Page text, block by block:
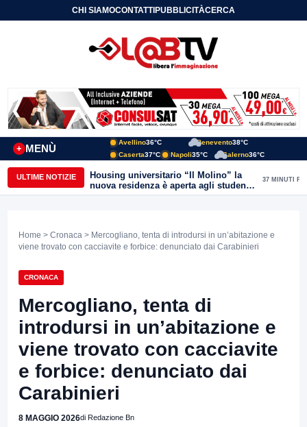
CHI SIAMOCONTATTIPUBBLICITÀCERCA
MENÙ
+
Avellino36°C Benevento38°C
Caserta37°C Napoli35°C Salerno36°C
ULTIME NOTIZIE
Housing universitario “Il Molino” la
nuova residenza è aperta agli studenti
del Conservatorio “Nicola Sala” e
37 MINUTI FA
Home > Cronaca > Mercogliano, tenta di introdursi in un’abitazione e
viene trovato con cacciavite e forbice: denunciato dai Carabinieri
CRONACA
Mercogliano, tenta di
introdursi in un’abitazione e
viene trovato con cacciavite
e forbice: denunciato dai
Carabinieri
8 MAGGIO 2026di Redazione Bn